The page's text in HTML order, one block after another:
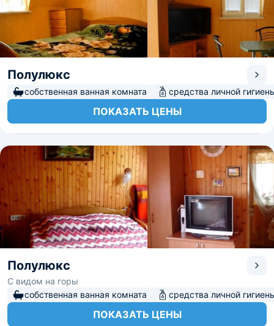
Полулюкс
собственная ванная комната средства личной
ПОКАЗАТЬ ЦЕНЫ
Полулюкс
С видом на горы
собственная ванная комната
средства личной
ПОКАЗАТЬ ЦЕНЫ